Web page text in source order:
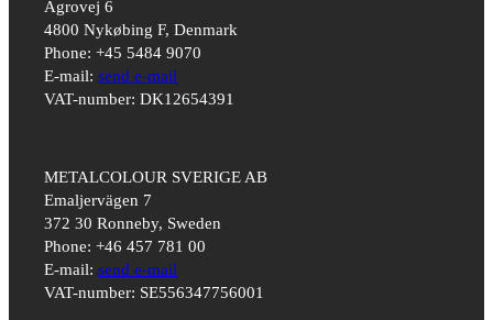
Agrovej 6
4800 Nykøbing F, Denmark
Phone: +45 5484 9070
E-mail:send e-mail
VAT-number: DK12654391
METALCOLOUR SVERIGE AB
Emaljervägen 7
372 30 Ronneby, Sweden
Phone: +46 457 781 00
E-mail:send e-mail
VAT-number: SE556347756001